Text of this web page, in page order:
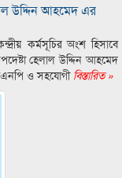
উদ্দিন আহমেদ এর
কর্মসূচির অংশ হিসাবে
হেলাল উদ্দিন আহমেদ
ও সহযোগীবিস্তারিত »